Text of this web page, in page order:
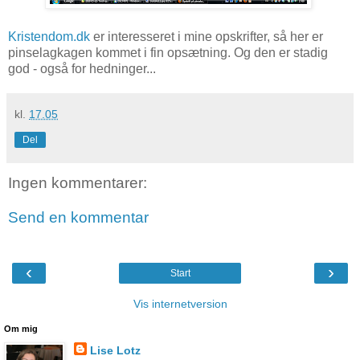
Kristendom.dk er interesseret i mine opskrifter, så her er
pinselagkagen kommet i fin opsætning. Og den er stadig
god - også for hedninger...
kl. 17.05
Del
Ingen kommentarer:
Send en kommentar
‹ ›
Start
Vis internetversion
Om mig
Lise Lotz